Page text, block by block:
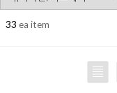
33 ea item